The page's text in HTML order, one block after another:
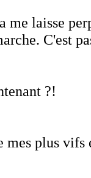
me laisse
C'est
?!
mes plus vifs